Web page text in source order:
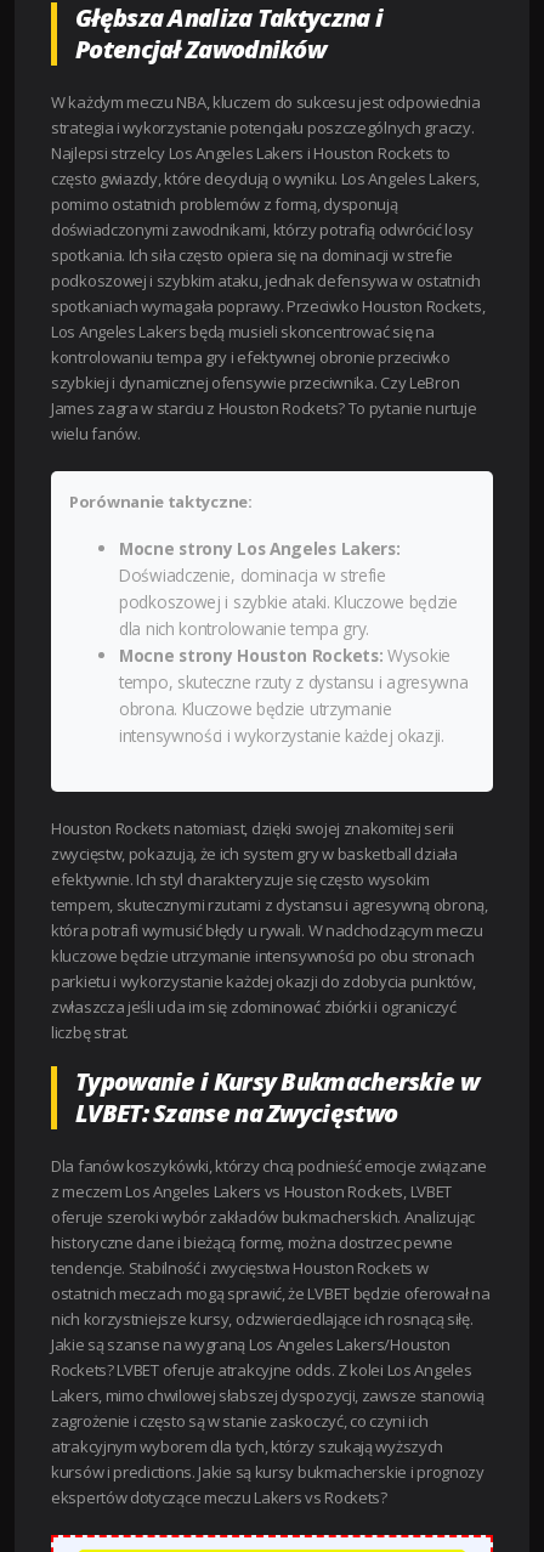
Głębsza Analiza Taktyczna i
Potencjał Zawodników
W każdym meczu NBA, kluczem do sukcesu jest odpowiednia
strategia i wykorzystanie potencjału poszczególnych graczy.
Najlepsi strzelcy Los Angeles Lakers i Houston Rockets to
często gwiazdy, które decydują o wyniku. Los Angeles Lakers,
pomimo ostatnich problemów z formą, dysponują
doświadczonymi zawodnikami, którzy potrafią odwrócić losy
spotkania. Ich siła często opiera się na dominacji w strefie
podkoszowej i szybkim ataku, jednak defensywa w ostatnich
spotkaniach wymagała poprawy. Przeciwko Houston Rockets,
Los Angeles Lakers będą musieli skoncentrować się na
kontrolowaniu tempa gry i efektywnej obronie przeciwko
szybkiej i dynamicznej ofensywie przeciwnika. Czy LeBron
James zagra w starciu z Houston Rockets? To pytanie nurtuje
wielu fanów.
Porównanie taktyczne:
Mocne strony Los Angeles Lakers:
Doświadczenie, dominacja w strefie
podkoszowej i szybkie ataki. Kluczowe będzie
dla nich kontrolowanie tempa gry.
Mocne strony Houston Rockets: Wysokie
tempo, skuteczne rzuty z dystansu i agresywna
obrona. Kluczowe będzie utrzymanie
intensywności i wykorzystanie każdej okazji.
Houston Rockets natomiast, dzięki swojej znakomitej serii
zwycięstw, pokazują, że ich system gry w basketball działa
efektywnie. Ich styl charakteryzuje się często wysokim
tempem, skutecznymi rzutami z dystansu i agresywną obroną,
która potrafi wymusić błędy u rywali. W nadchodzącym meczu
kluczowe będzie utrzymanie intensywności po obu stronach
parkietu i wykorzystanie każdej okazji do zdobycia punktów,
zwłaszcza jeśli uda im się zdominować zbiórki i ograniczyć
liczbę strat.
Typowanie i Kursy Bukmacherskie w
LVBET: Szanse na Zwycięstwo
Dla fanów koszykówki, którzy chcą podnieść emocje związane
z meczem Los Angeles Lakers vs Houston Rockets, LVBET
oferuje szeroki wybór zakładów bukmacherskich. Analizując
historyczne dane i bieżącą formę, można dostrzec pewne
tendencje. Stabilność i zwycięstwa Houston Rockets w
ostatnich meczach mogą sprawić, że LVBET będzie oferował na
nich korzystniejsze kursy, odzwierciedlające ich rosnącą siłę.
Jakie są szanse na wygraną Los Angeles Lakers/Houston
Rockets? LVBET oferuje atrakcyjne odds. Z kolei Los Angeles
Lakers, mimo chwilowej słabszej dyspozycji, zawsze stanowią
zagrożenie i często są w stanie zaskoczyć, co czyni ich
atrakcyjnym wyborem dla tych, którzy szukają wyższych
kursów i predictions. Jakie są kursy bukmacherskie i prognozy
ekspertów dotyczące meczu Lakers vs Rockets?